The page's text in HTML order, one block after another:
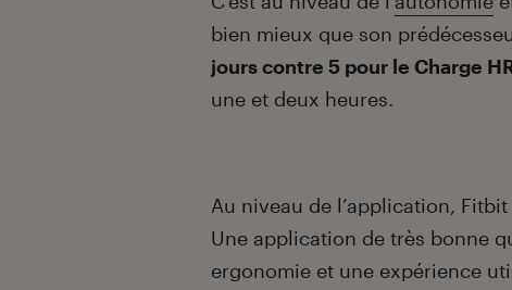
bien mieux que son
jours contre 5 pour le Charge
une et deux heures.
Au niveau de l’application,
Une application de très bonne
ergonomie et une expérience